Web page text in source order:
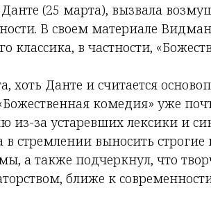
(25 марта), вызвала
В своем материале
классика, в частности,
Данте и считается
комедия» уже
из-за устаревших лексики и
стремлении выносить
а также подчеркнул, что
ближе к